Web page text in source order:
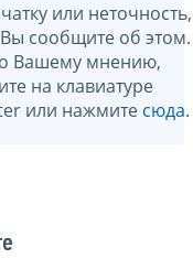
или неточность,
сообщите об этом.
Вашему мнению,
на клавиатуре
или нажмите сюда.